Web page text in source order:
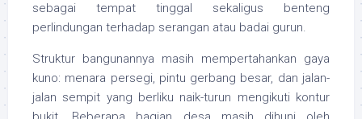
sebagai tempat tinggal sekaligus benteng
perlindungan terhadap serangan atau badai gurun.
Struktur bangunannya masih mempertahankan gaya
kuno: menara persegi, pintu gerbang besar, dan jalan-
jalan sempit yang berliku naik-turun mengikuti kontur